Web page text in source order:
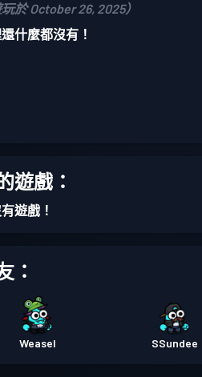
玩於 October 26, 2025）
什麼都沒有！
遊戲：
遊戲！
：
Weasel SSundee